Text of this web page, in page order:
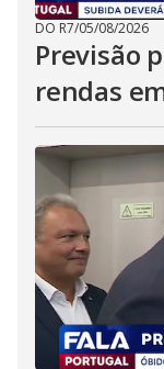
DO R7/05/08/2026
Previsão
rendas